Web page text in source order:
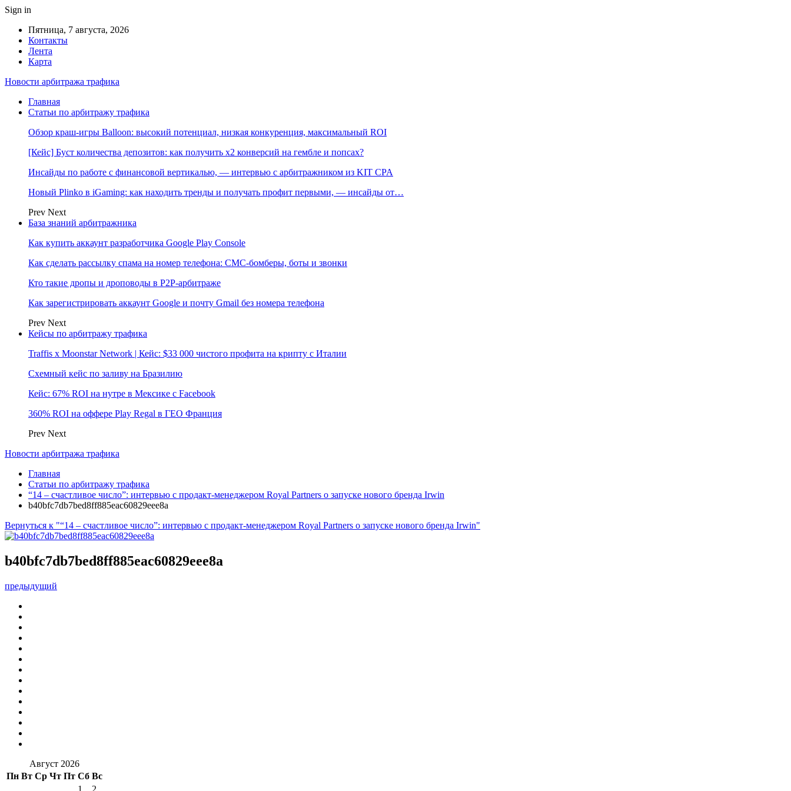
Sign in
Пятница, 7 августа, 2026
Контакты
Лента
Карта
Новости арбитража трафика
Главная
Статьи по арбитражу трафика
Обзор краш-игры Balloon: высокий потенциал, низкая конкуренция, максимальный ROI
[Кейс] Буст количества депозитов: как получить х2 конверсий на гембле и попсах?
Инсайды по работе с финансовой вертикалью, — интервью с арбитражником из KIT CPA
Новый Plinko в iGaming: как находить тренды и получать профит первыми, — инсайды от…
Prev Next
База знаний арбитражника
Как купить аккаунт разработчика Google Play Console
Как сделать рассылку спама на номер телефона: СМС-бомберы, боты и звонки
Кто такие дропы и дроповоды в P2P-арбитраже
Как зарегистрировать аккаунт Google и почту Gmail без номера телефона
Prev Next
Кейсы по арбитражу трафика
Traffis x Moonstar Network | Кейс: $33 000 чистого профита на крипту с Италии
Схемный кейс по заливу на Бразилию
Кейс: 67% ROI на нутре в Мексике с Facebook
360% ROI на оффере Play Regal в ГЕО Франция
Prev Next
Новости арбитража трафика
Главная
Статьи по арбитражу трафика
“14 – счастливое число”: интервью с продакт-менеджером Royal Partners о запуске нового бренда Irwin
b40bfc7db7bed8ff885eac60829eee8a
Вернуться к "“14 – счастливое число”: интервью с продакт-менеджером Royal Partners о запуске нового бренда Irwin"
b40bfc7db7bed8ff885eac60829eee8a
предыдущий
Август 2026
Пн Вт Ср Чт Пт Сб Вс
1
2